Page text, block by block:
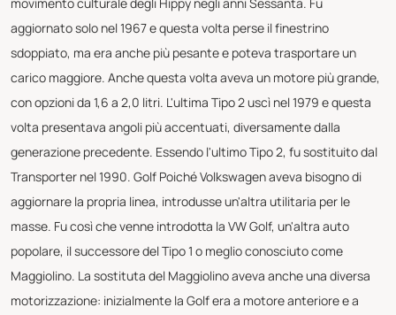
aggiornato solo nel 1967 e questa volta perse il finestrino
sdoppiato, ma era anche più pesante e poteva trasportare un
carico maggiore. Anche questa volta aveva un motore più grande,
con opzioni da 1,6 a 2,0 litri. L'ultima Tipo 2 uscì nel 1979 e questa
volta presentava angoli più accentuati, diversamente dalla
generazione precedente. Essendo l'ultimo Tipo 2, fu sostituito dal
Transporter nel 1990. Golf Poiché Volkswagen aveva bisogno di
aggiornare la propria linea, introdusse un'altra utilitaria per le
masse. Fu così che venne introdotta la VW Golf, un'altra auto
popolare, il successore del Tipo 1 o meglio conosciuto come
Maggiolino. La sostituta del Maggiolino aveva anche una diversa
motorizzazione: inizialmente la Golf era a motore anteriore e a